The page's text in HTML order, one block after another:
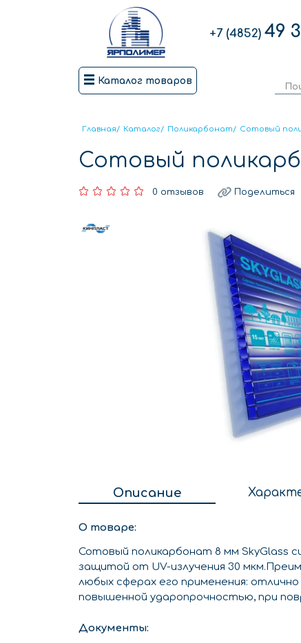
+7 (4852) 49
Каталог товаров
Главная/ Каталог/ Поликарбонат/ Сотовый
Сотовый
0 отзывов Поделиться
Описание
О товаре:
Сотовый поликарбонат 8 мм SkyGlass
защитой от UV-излучения 30
любых сферах его применения:
повышенной ударопрочностью, при
Документы: